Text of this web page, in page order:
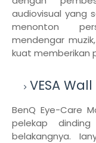
audiovisual yang
menonton
mendengar
kuat memberikan
VESA
BenQ Eye-Care
pelekap
belakangnya.